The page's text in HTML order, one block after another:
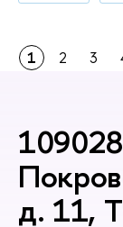
1 2 3
д. 11,